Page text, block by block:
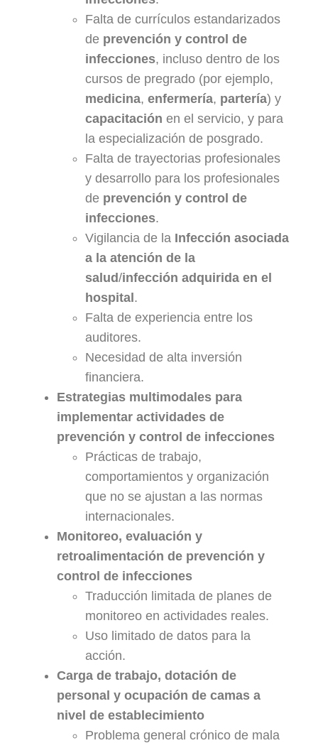
Falta de currículos estandarizados
de prevención y control de
infecciones, incluso dentro de los
cursos de pregrado (por ejemplo,
medicina, enfermería, partería) y
capacitación en el servicio, y para
la especialización de posgrado.
Falta de trayectorias profesionales
y desarrollo para los profesionales
de prevención y control de
infecciones.
Vigilancia de la Infección asociada
a la atención de la
salud/infección adquirida en el
hospital.
Falta de experiencia entre los
auditores.
Necesidad de alta inversión
financiera.
Estrategias multimodales para
implementar actividades de
prevención y control de infecciones
Prácticas de trabajo,
comportamientos y organización
que no se ajustan a las normas
internacionales.
Monitoreo, evaluación y
retroalimentación de prevención y
control de infecciones
Traducción limitada de planes de
monitoreo en actividades reales.
Uso limitado de datos para la
acción.
Carga de trabajo, dotación de
personal y ocupación de camas a
nivel de establecimiento
Problema general crónico de mala